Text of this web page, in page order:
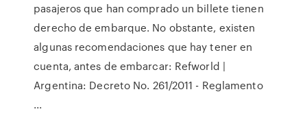
pasajeros que han comprado un billete tienen
derecho de embarque. No obstante, existen
algunas recomendaciones que hay tener en
cuenta, antes de embarcar: Refworld |
Argentina: Decreto No. 261/2011 - Reglamento
...